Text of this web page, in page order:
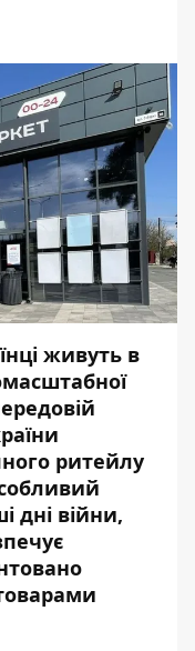
живуть в
ритейлу
дні війни,